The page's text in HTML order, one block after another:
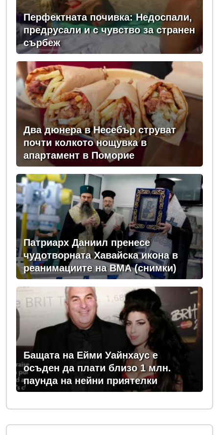
Перфектната почивка: Недоспали,
предрусали и с чувство за странен
сърбеж
Два дюнера в Несебър струват
почти колкото нощувка в
апартамент в Поморие
Патриарх Даниил пренесе
чудотворната Хавайска икона в
реанимациите на ВМА (снимки)
Бащата на Ейми Уайнхаус е
осъден да плати близо 1 млн.
паунда на нейни приятелки